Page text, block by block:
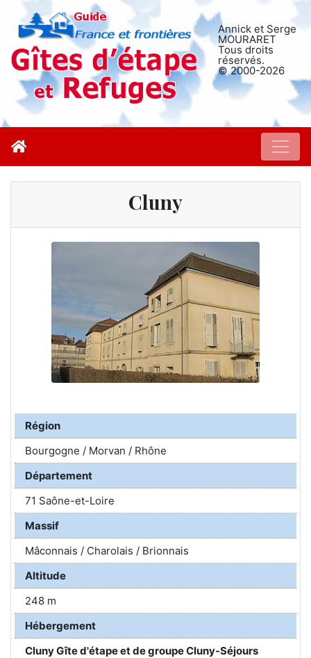
Annick et Serge
MOURARET
Tous droits
réservés.
© 2000-2026
Cluny
Région
Bourgogne / Morvan / Rhône
Département
71 Saône-et-Loire
Massif
Mâconnais / Charolais / Brionnais
Altitude
248 m
Hébergement
Cluny Gîte d'étape et de groupe Cluny-Séjours